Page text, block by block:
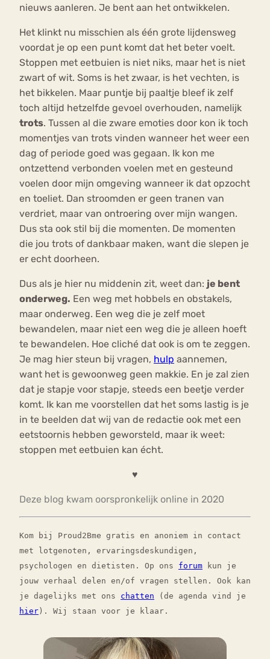
nieuws aanleren. Je bent aan het ontwikkelen.
Het klinkt nu misschien als één grote lijdensweg
voordat je op een punt komt dat het beter voelt.
Stoppen met eetbuien is niet niks, maar het is niet
zwart of wit. Soms is het zwaar, is het vechten, is
het bikkelen. Maar puntje bij paaltje bleef ik zelf
toch altijd hetzelfde gevoel overhouden, namelijk
trots. Tussen al die zware emoties door kon ik toch
momentjes van trots vinden wanneer het weer een
dag of periode goed was gegaan. Ik kon me
ontzettend verbonden voelen met en gesteund
voelen door mijn omgeving wanneer ik dat opzocht
en toeliet. Dan stroomden er geen tranen van
verdriet, maar van ontroering over mijn wangen.
Dus sta ook stil bij die momenten. De momenten
die jou trots of dankbaar maken, want die slepen je
er echt doorheen.
Dus als je hier nu middenin zit, weet dan: je bent
onderweg. Een weg met hobbels en obstakels,
maar onderweg. Een weg die je zelf moet
bewandelen, maar niet een weg die je alleen hoeft
te bewandelen. Hoe cliché dat ook is om te zeggen.
Je mag hier steun bij vragen, hulp aannemen,
want het is gewoonweg geen makkie. En je zal zien
dat je stapje voor stapje, steeds een beetje verder
komt. Ik kan me voorstellen dat het soms lastig is je
in te beelden dat wij van de redactie ook met een
eetstoornis hebben geworsteld, maar ik weet:
stoppen met eetbuien kan écht.
♥
Deze blog kwam oorspronkelijk online in 2020
Kom bij Proud2Bme gratis en anoniem in contact
met lotgenoten, ervaringsdeskundigen,
psychologen en dietisten. Op ons forum kun je
jouw verhaal delen en/of vragen stellen. Ook kan
je dagelijks met ons chatten (de agenda vind je
hier ). Wij staan voor je klaar.